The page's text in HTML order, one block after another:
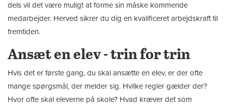
dels vil det være muligt at forme sin måske kommende
medarbejder. Herved sikrer du dig en kvalifi­ceret arbejdskraft til
fremtiden.
Ansæt en elev - trin for trin
Hvis det er første gang, du skal ansætte en elev, er der ofte
mange spørgsmål, der melder sig. Hvilke regler gælder der?
Hvor ofte skal eleverne på skole? Hvad kræver det som